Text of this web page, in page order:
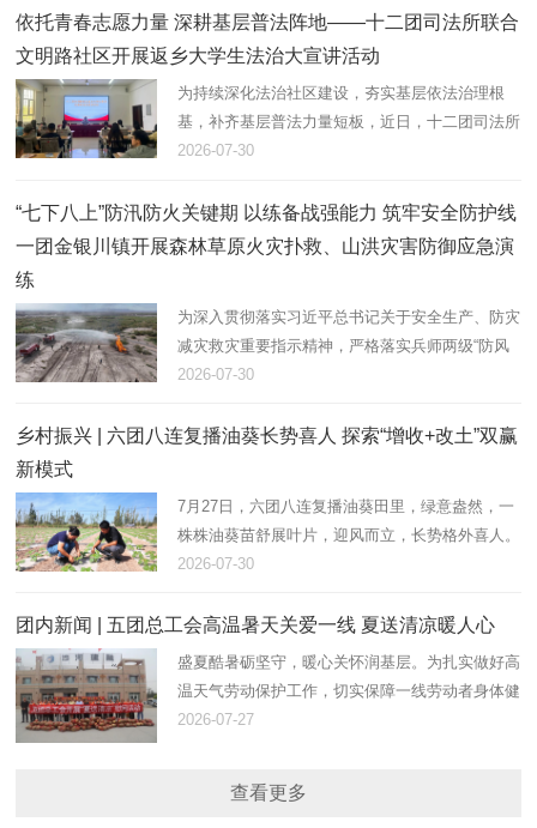
依托青春志愿力量 深耕基层普法阵地——十二团司法所联合
文明路社区开展返乡大学生法治大宣讲活动
为持续深化法治社区建设，夯实基层依法治理根
基，补齐基层普法力量短板，近日，十二团司法所
联合文明路社区，组织返乡大学生志愿者开展法治
2026-07-30
“七下八上”防汛防火关键期 以练备战强能力 筑牢安全防护线
一团金银川镇开展森林草原火灾扑救、山洪灾害防御应急演
练
为深入贯彻落实习近平总书记关于安全生产、防灾
减灾救灾重要指示精神，严格落实兵师两级“防风
险、保安全、护稳定”工作部署，立足“七下八上”防
堤，一团金银川镇组织…
2026-07-30
乡村振兴 | 六团八连复播油葵长势喜人 探索“增收+改土”双赢
新模式
7月27日，六团八连复播油葵田里，绿意盎然，一
株株油葵苗舒展叶片，迎风而立，长势格外喜人。
八连连长田翠彩正俯身田间，仔细查看植株密度与
控。
2026-07-30
团内新闻 | 五团总工会高温暑天关爱一线 夏送清凉暖人心
盛夏酷暑砺坚守，暖心关怀润基层。为扎实做好高
温天气劳动保护工作，切实保障一线劳动者身体健
康，传递组织温暖、凝聚奋进力量。近日，在团镇
2026-07-27
查看更多